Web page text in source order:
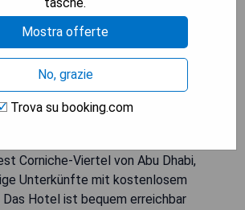
Corniche-Viertel von Abu Dhabi,
Unterkünfte mit kostenlosem
Hotel ist bequem erreichbar
Mostra offerte
No, grazie
Trova su booking.com